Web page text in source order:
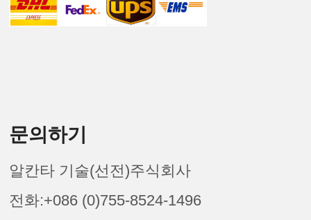
문의하기
알칸타 기술(선전)주식회사
전화:+086 (0)755-8524-1496